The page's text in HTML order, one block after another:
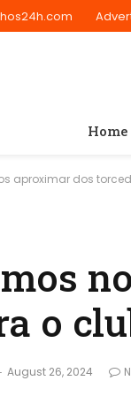
Home
aproximar dos
o
August 26, 2024